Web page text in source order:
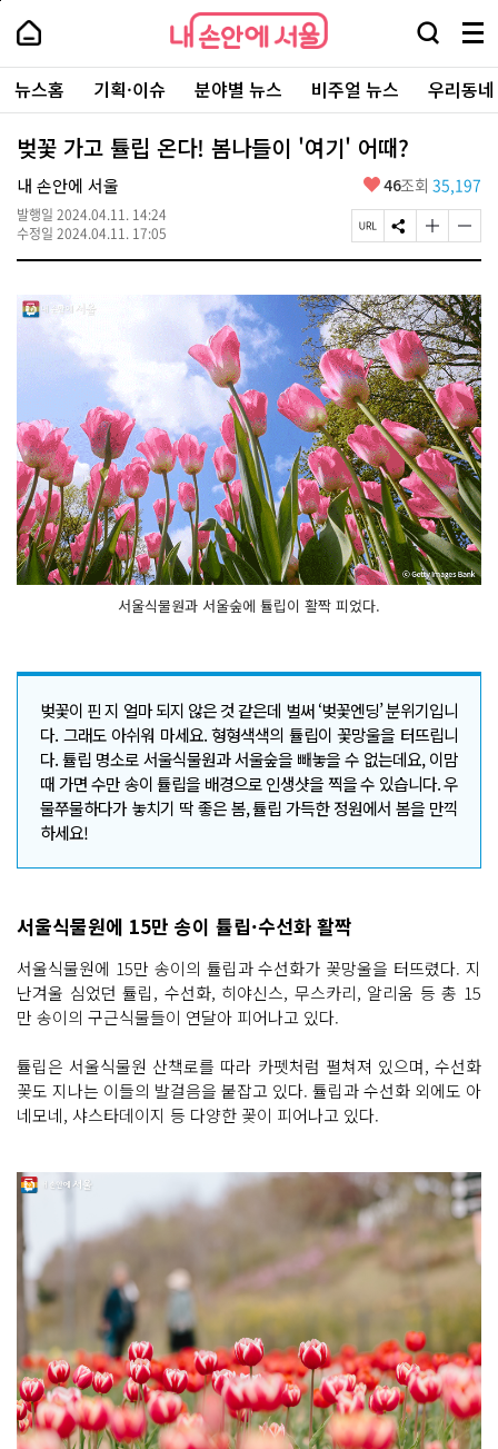
본
로
가
내
손
안
에
서
울
-
서
울
시
대
표
소
털
내
손
에
울
검
창
열
기
메
뉴
전
체
보
주
요
서
뉴스홈 기획·이슈 분야별 뉴스 비주얼 뉴스 우리동
벚꽃 가고 튤립 온다! 봄나들이 '여기' 어때?
내 손안에 서울
발행일 2024.04.11. 14:24
수정일 2024.04.11. 17:05
좋
요
46조회 35,197
페
이
U
R
L
복
사
S
N
공
유
하
기
글
자
기
크
게
변
경
하
기
글
자
기
작
게
변
경
하
기
서울식물원과 서울숲에 튤립이 활짝 피었다.
벚꽃이 핀 지 얼마 되지 않은 것 같은데 벌써 ‘벚꽃엔딩’ 분위기입니
다. 그래도 아쉬워 마세요. 형형색색의 튤립이 꽃망울을 터뜨립니
다. 튤립 명소로 서울식물원과 서울숲을 빼놓을 수 없는데요, 이맘
때 가면 수만 송이 튤립을 배경으로 인생샷을 찍을 수 있습니다. 우
물쭈물하다가 놓치기 딱 좋은 봄, 튤립 가득한 정원에서 봄을 만끽
하세요!
서울식물원에 15만 송이 튤립·수선화 활짝
서울식물원에 15만 송이의 튤립과 수선화가 꽃망울을 터뜨렸다. 지
난겨울 심었던 튤립, 수선화, 히야신스, 무스카리, 알리움 등 총 15
만 송이의 구근식물들이 연달아 피어나고 있다.
튤립은 서울식물원 산책로를 따라 카펫처럼 펼쳐져 있으며, 수선화
꽃도 지나는 이들의 발걸음을 붙잡고 있다. 튤립과 수선화 외에도 아
네모네, 샤스타데이지 등 다양한 꽃이 피어나고 있다.
페
상
단
로